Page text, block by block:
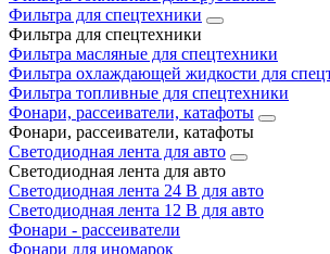
Фильтра для спецтехники
Фильтра для спецтехники
Фильтра масляные для спецтехники
Фильтра охлаждающей жидкости для
Фильтра топливные для спецтехники
Фонари, рассеиватели, катафоты
Фонари, рассеиватели, катафоты
Светодиодная лента для авто
Светодиодная лента для авто
Светодиодная лента 24 В для авто
Светодиодная лента 12 В для авто
Фонари - рассеиватели
Фонари для иномарок